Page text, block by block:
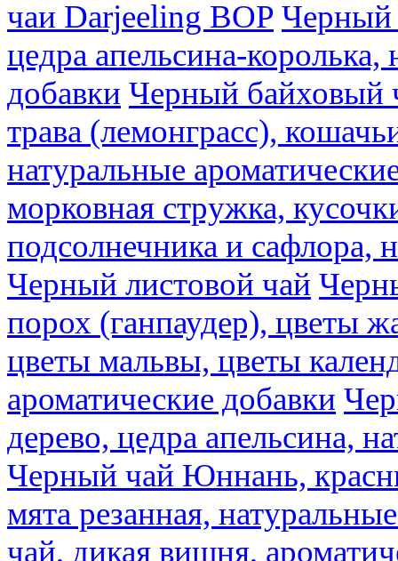
чаи Darjeeling BOP Черный
цедра апельсина-
добавки Черный байховый
трава (лемонграсс),
натуральные
морковная стружка,
подсолнечника и сафлора,
Черный листовой чай
порох (ганпаудер), цветы
цветы мальвы, цветы
ароматические добавки
дерево, цедра апельсина,
Черный чай Юннань,
мята резанная,
чай, дикая вишня,